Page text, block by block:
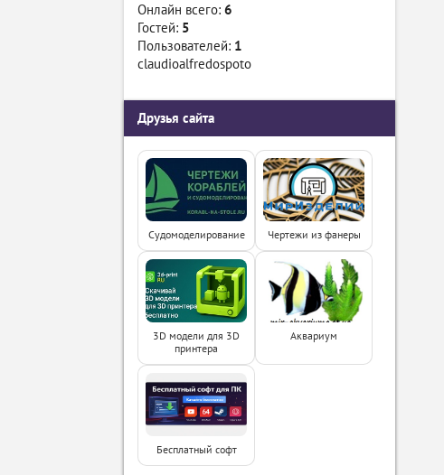
Онлайн всего: 6
Гостей: 5
Пользователей: 1
claudioalfredospoto
Друзья сайта
Судомоделирование Чертежи из фанеры
3D модели для 3D
принтера
Аквариум
Бесплатный софт